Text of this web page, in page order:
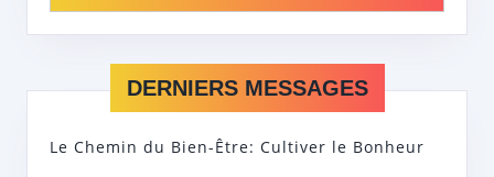
DERNIERS MESSAGES
Le Chemin du Bien-Être: Cultiver le Bonheur